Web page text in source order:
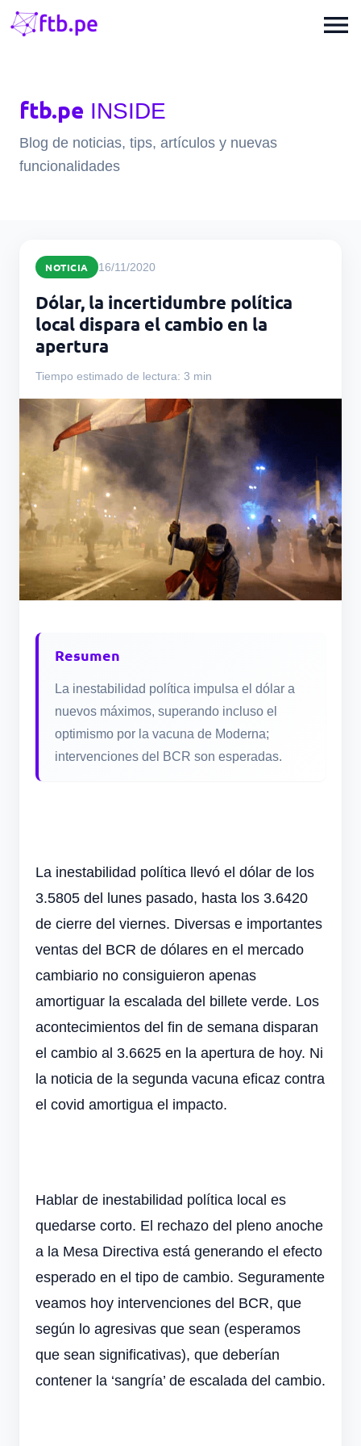
menu
ftb.pe INSIDE
Blog de noticias, tips, artículos y nuevas
funcionalidades
NOTICIA 16/11/2020
Dólar, la incertidumbre política
local dispara el cambio en la
apertura
Tiempo estimado de lectura: 3 min
Resumen
La inestabilidad política impulsa el dólar a
nuevos máximos, superando incluso el
optimismo por la vacuna de Moderna;
intervenciones del BCR son esperadas.
La inestabilidad política llevó el dólar de los
3.5805 del lunes pasado, hasta los 3.6420
de cierre del viernes. Diversas e importantes
ventas del BCR de dólares en el mercado
cambiario no consiguieron apenas
amortiguar la escalada del billete verde. Los
acontecimientos del fin de semana disparan
el cambio al 3.6625 en la apertura de hoy. Ni
la noticia de la segunda vacuna eficaz contra
el covid amortigua el impacto.
Hablar de inestabilidad política local es
quedarse corto. El rechazo del pleno anoche
a la Mesa Directiva está generando el efecto
esperado en el tipo de cambio. Seguramente
veamos hoy intervenciones del BCR, que
según lo agresivas que sean (esperamos
que sean significativas), que deberían
contener la ‘sangría’ de escalada del cambio.